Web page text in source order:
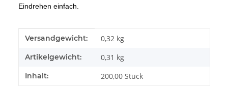
Eindrehen einfach.
Produkteigenschaft
Wert
Versandgewicht: 0,32 kg
Artikelgewicht: 0,31 kg
Inhalt: 200,00 Stück